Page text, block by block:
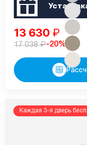
13 630 ₽
17 038₽-20%
Каждая 3-я дверь